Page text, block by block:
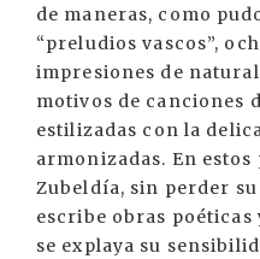
de maneras, como
“preludios vascos”,
impresiones de
motivos de canciones
estilizadas con la
armonizadas. En
Zubeldía, sin perder
escribe obras poéticas
se explaya su